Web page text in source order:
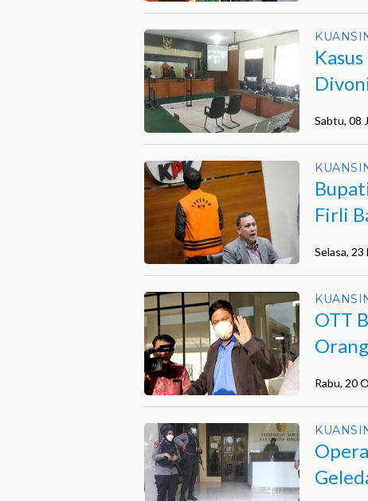
Sabtu, 08
Firli
Selasa,
OTT
Rabu, 20